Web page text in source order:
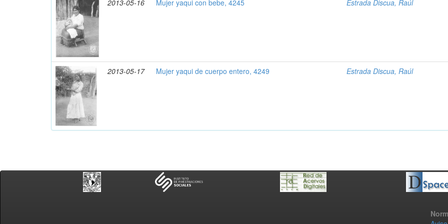
2013-05-16 Mujer yaqui con bebe, 4245 Estrada Discua, Raúl
2013-05-17 Mujer yaqui de cuerpo entero, 4249 Estrada Discua, Raúl